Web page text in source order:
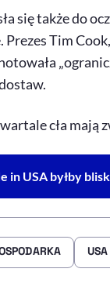
się także do
Tim
cła mają
in USA byłby
USA